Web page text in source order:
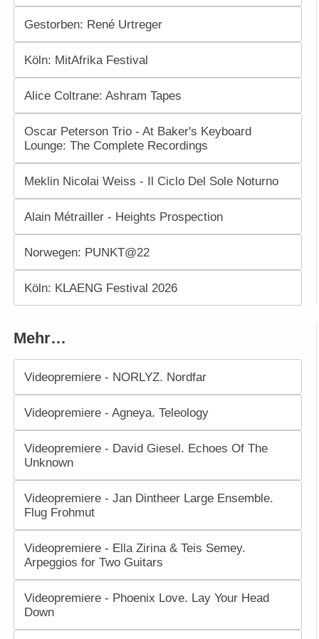
Gestorben: René Urtreger
Köln: MitAfrika Festival
Alice Coltrane: Ashram Tapes
Oscar Peterson Trio - At Baker's Keyboard
Lounge: The Complete Recordings
Meklin Nicolai Weiss - Il Ciclo Del Sole Noturno
Alain Métrailler - Heights Prospection
Norwegen: PUNKT@22
Köln: KLAENG Festival 2026
Mehr…
Videopremiere - NORLYZ. Nordfar
Videopremiere - Agneya. Teleology
Videopremiere - David Giesel. Echoes Of The
Unknown
Videopremiere - Jan Dintheer Large Ensemble.
Flug Frohmut
Videopremiere - Ella Zirina & Teis Semey.
Arpeggios for Two Guitars
Videopremiere - Phoenix Love. Lay Your Head
Down